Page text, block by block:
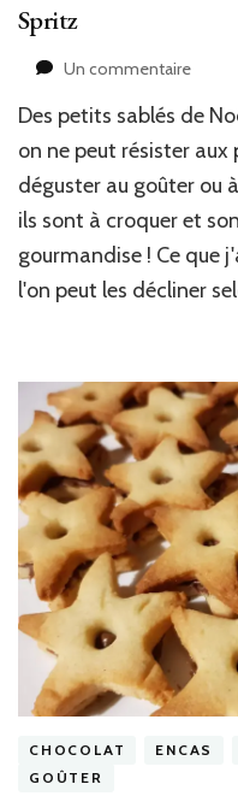
Spritz
Un commentairesur
Des petits sablés de
on ne peut résister aux
déguster au goûter ou
ils sont à croquer et
gourmandise ! Ce que
l'on peut les décliner
CHOCOLAT ENCAS
GOÛTER